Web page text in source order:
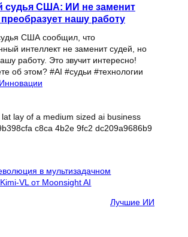
судья США: ИИ не заменит
нашу работу
США сообщил, что
интеллект не заменит судей, но
работу. Это звучит интересно!
об этом? #AI #судьи #технологии
Инновации
Лучшие ИИ